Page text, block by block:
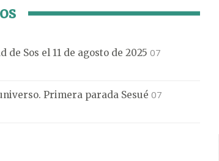
Sos el 11 de agosto de 2025 07
Primera parada Sesué 07